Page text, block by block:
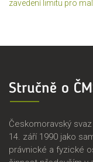
zavedení limitu pro
Stručně o
Českomoravský
14. září 1990 jako
právnické a fyzické